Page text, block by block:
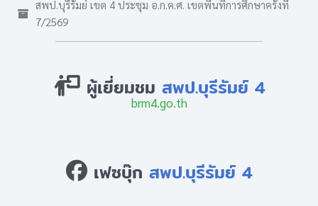
สพป.บุรีรัมย์ เขต 4 ประชุม อ.ก.ค.ศ. เขตพื้นที่การศึกษาครั้งที่
7/2569
ผู้เยี่ยมชม สพป.บุรีรัมย์ 4
brm4.go.th
เฟซบุ๊ก สพป.บุรีรัมย์ 4